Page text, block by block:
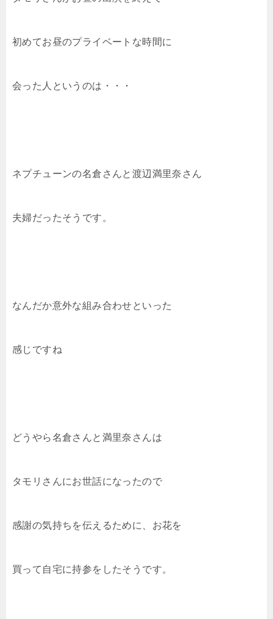
初めてお昼のプライベートな時間に
会った人というのは・・・
ネプチューンの名倉さんと渡辺満里奈さん
夫婦だったそうです。
なんだか意外な組み合わせといった
感じですね
どうやら名倉さんと満里奈さんは
タモリさんにお世話になったので
感謝の気持ちを伝えるために、お花を
買って自宅に持参をしたそうです。